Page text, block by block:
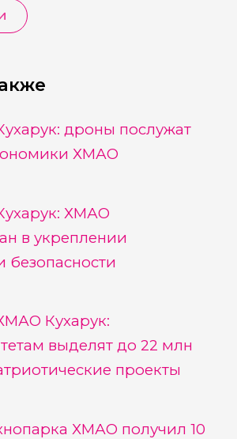
дроны послужат
ХМАО
ХМАО
в укреплении
безопасности
Кухарук:
выделят до 22 млн
проекты
ХМАО получил 10